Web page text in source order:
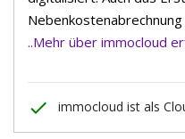
..Mehr über immocloud
done immocloud ist als